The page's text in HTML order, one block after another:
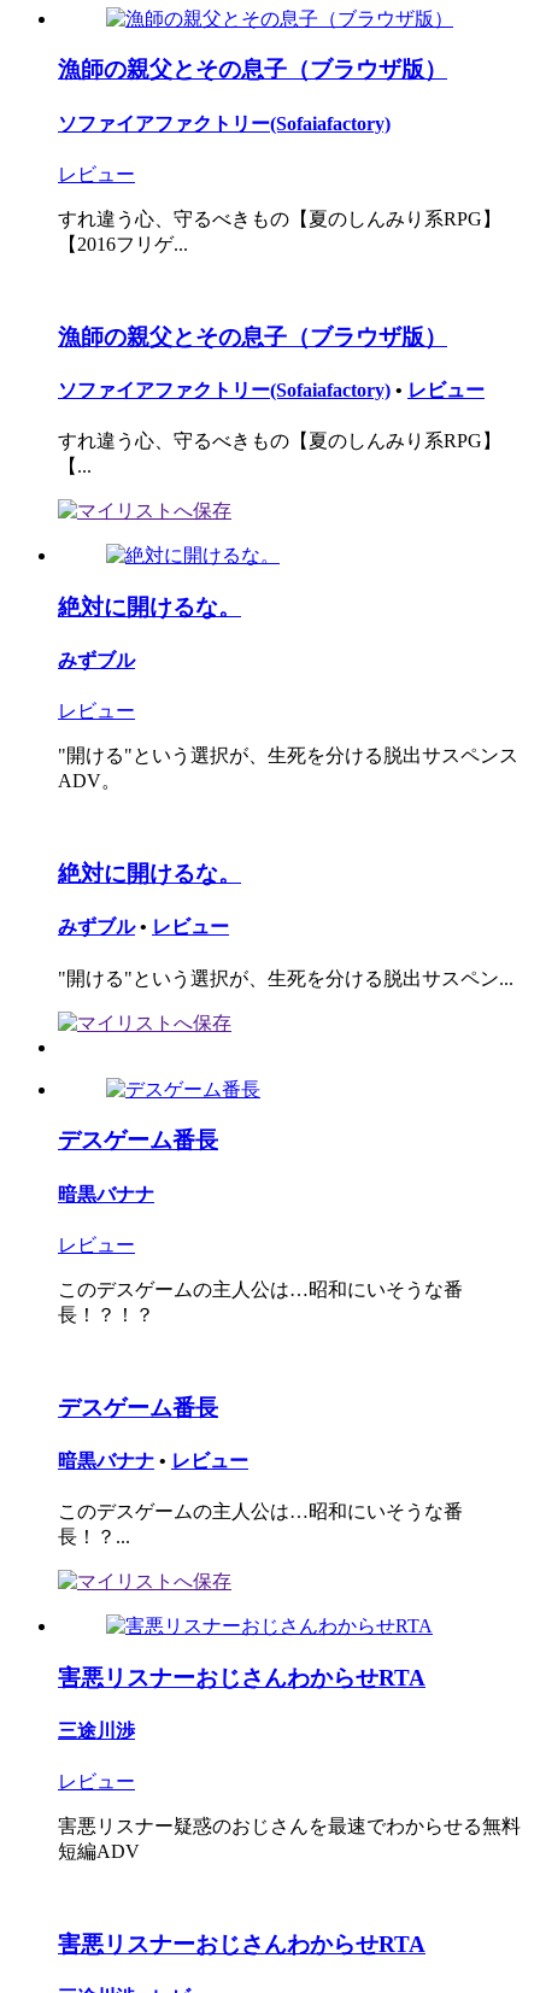
漁師の親父とその息子（ブラウザ版）
ソファイアファクトリー(Sofaiafactory)
レビュー
すれ違う心、守るべきもの【夏のしんみり系RPG】
【2016フリゲ...
漁師の親父とその息子（ブラウザ版）
ソファイアファクトリー(Sofaiafactory) • レビュー
すれ違う心、守るべきもの【夏のしんみり系RPG】
【...
絶対に開けるな。
みずブル
レビュー
"開ける"という選択が、生死を分ける脱出サスペンス
ADV。
絶対に開けるな。
みずブル • レビュー
"開ける"という選択が、生死を分ける脱出サスペン...
デスゲーム番長
暗黒バナナ
レビュー
このデスゲームの主人公は…昭和にいそうな番
長！？！？
デスゲーム番長
暗黒バナナ • レビュー
このデスゲームの主人公は…昭和にいそうな番
長！？...
害悪リスナーおじさんわからせRTA
三途川渉
レビュー
害悪リスナー疑惑のおじさんを最速でわからせる無料
短編ADV
害悪リスナーおじさんわからせRTA